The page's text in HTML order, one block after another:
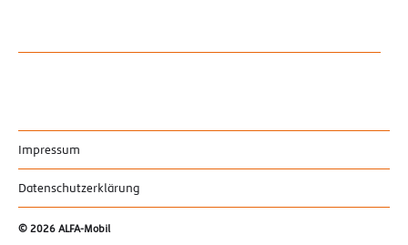
Impressum
Datenschutzerklärung
© 2026 ALFA-Mobil